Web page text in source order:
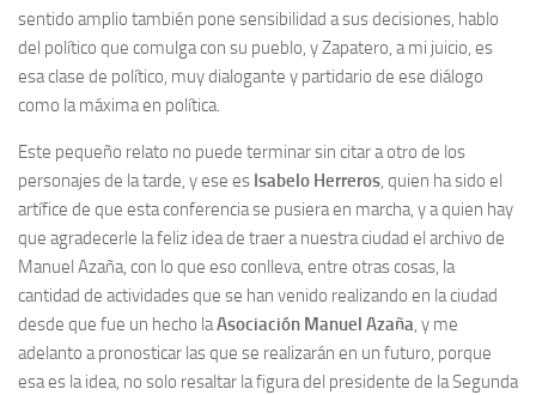
Fondo Mario J. Bonilla
Biblioteca-Novedades
Publicaciones destacadas de nuestra hemeroteca
Noticias
Tienda
sentido amplio también pone sensibilidad a sus decisiones, hablo
del político que comulga con su pueblo, y Zapatero, a mi juicio, es
esa clase de político, muy dialogante y partidario de ese diálogo
como la máxima en política.
Este pequeño relato no puede terminar sin citar a otro de los
personajes de la tarde, y ese es Isabelo Herreros, quien ha sido el
artífice de que esta conferencia se pusiera en marcha, y a quien hay
que agradecerle la feliz idea de traer a nuestra ciudad el archivo de
Manuel Azaña, con lo que eso conlleva, entre otras cosas, la
cantidad de actividades que se han venido realizando en la ciudad
desde que fue un hecho laAsociación Manuel Azaña, y me
adelanto a pronosticar las que se realizarán en un futuro, porque
esa es la idea, no solo resaltar la figura del presidente de la Segunda